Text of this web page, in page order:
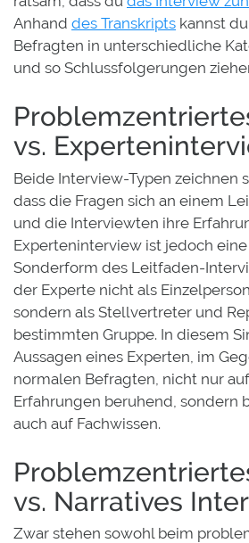
Anhand des Transkripts kannst
Befragten in unterschiedliche
und so Schlussfolgerungen
vs.
Beide Interview-Typen zeichnen
dass die Fragen sich an einem
und die Interviewten ihre
Experteninterview ist jedoch
Sonderform des Leitfaden-
der Experte nicht als
sondern als Stellvertreter und
bestimmten Gruppe. In diesem
Aussagen eines Experten, im
normalen Befragten, nicht nur
Erfahrungen beruhend, sondern
auch auf Fachwissen.
vs. Narratives
Zwar stehen sowohl beim